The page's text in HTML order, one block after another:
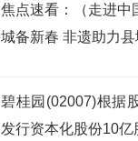
焦点速看：（走进中
城备新春 非遗助力
碧桂园(02007)根据
发行资本化股份10亿